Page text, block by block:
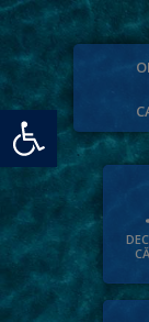
Deschide bara de unelte